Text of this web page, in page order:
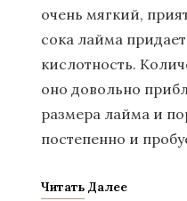
очень мягкий,
сока лайма
кислотность.
оно довольно
размера лайма и
постепенно и
Читать Далее